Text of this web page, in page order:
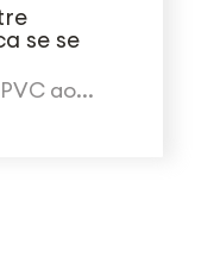
se se
ao...